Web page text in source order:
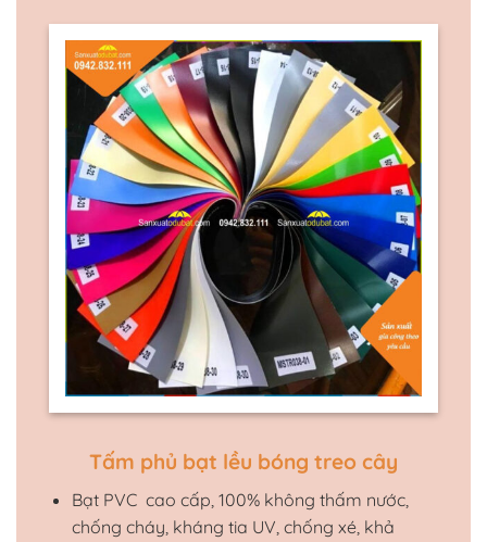
Tấm phủ bạt lều bóng treo cây
Bạt PVC cao cấp, 100% không thấm nước,
chống cháy, kháng tia UV, chống xé, khả